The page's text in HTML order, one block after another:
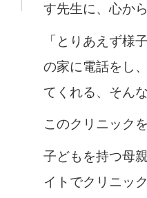
す先生に、心か
「とりあえず様
の家に電話をし
てくれる、そん
このクリニック
子どもを持つ母
イトでクリニッ